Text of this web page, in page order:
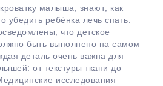
малыша, знают, как
убедить ребёнка лечь спать.
что детское
быть выполнено на самом
деталь очень важна для
от текстуры ткани до
исследования